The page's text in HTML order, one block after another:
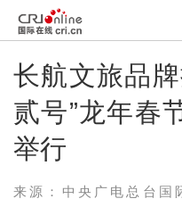
长航文旅品
贰号”龙年春
举行
来源：中央广电总台国